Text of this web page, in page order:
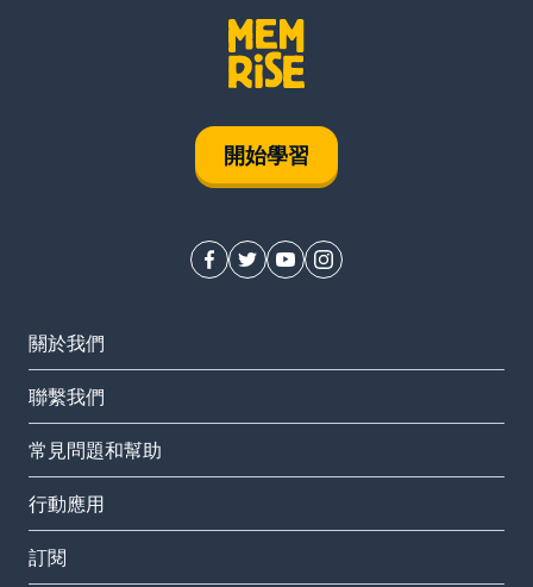
開始學習
關於我們
聯繫我們
常見問題和幫助
行動應用
訂閱